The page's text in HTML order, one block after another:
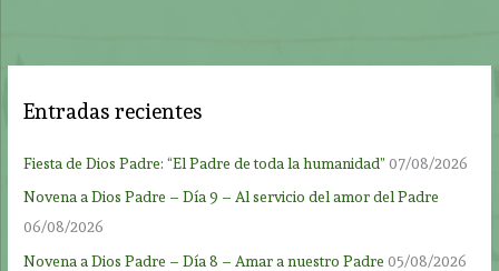
Entradas recientes
Fiesta de Dios Padre: “El Padre de toda la humanidad” 07/08/2026
Novena a Dios Padre – Día 9 – Al servicio del amor del Padre
06/08/2026
Novena a Dios Padre – Día 8 – Amar a nuestro Padre 05/08/2026